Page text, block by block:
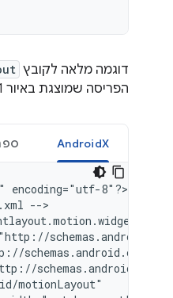
דוגמה מלאה לקובץ
הפריסה שמוצגת באיור 1:
AndroidX
encoding="utf-8"?>
-->